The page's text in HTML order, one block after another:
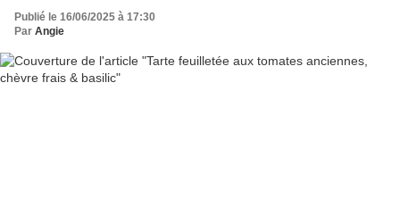
Publié le 16/06/2025 à 17:30
Par Angie